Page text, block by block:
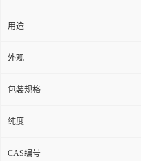
用途
外观
包装规格
纯度
CAS编号